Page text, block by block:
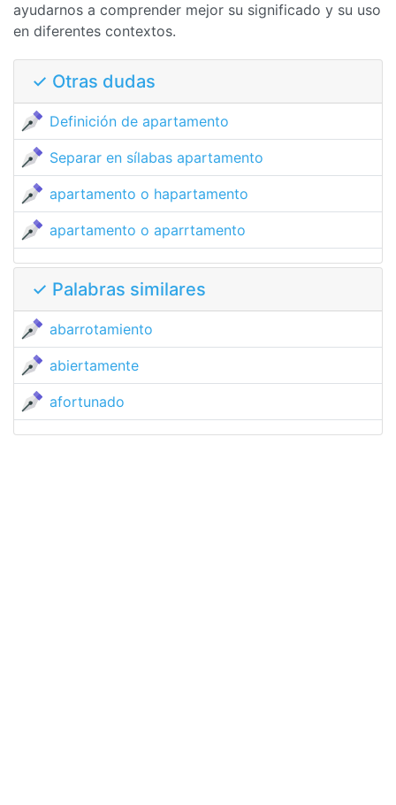
ayudarnos a comprender mejor su significado y su uso
en diferentes contextos.
✓ Otras dudas
Definición de apartamento
Separar en sílabas apartamento
apartamento o hapartamento
apartamento o aparrtamento
✓ Palabras similares
abarrotamiento
abiertamente
afortunado